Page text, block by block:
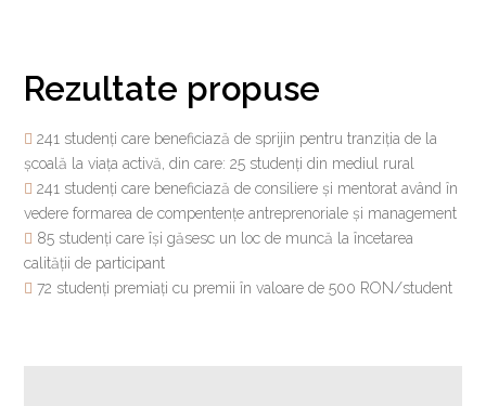
Rezultate propuse
241 studenţi care beneficiază de sprijin pentru tranziţia de la
şcoală la viaţa activă, din care: 25 studenţi din mediul rural
241 studenţi care beneficiază de consiliere și mentorat având în
vedere formarea de compentențe antreprenoriale și management
85 studenţi care îşi găsesc un loc de muncă la încetarea
calităţii de participant
72 studenți premiați cu premii în valoare de 500 RON/student